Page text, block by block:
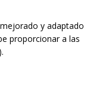
y adaptado
proporcionar a las